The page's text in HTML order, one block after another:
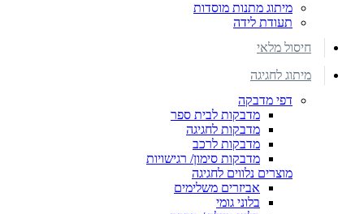
מיתוג מתנות מוסדות
תעודת לידה
חיסול מלאי
מיתוג לחגיגה
דפי מדבקה
מדבקות לבית ספר
מדבקות לחגיגה
מדבקות לרכב
מדבקות סימון/ רגישויות
מוצרים נלווים לחגיגה
אביזרים משלימים
בלוני גומי